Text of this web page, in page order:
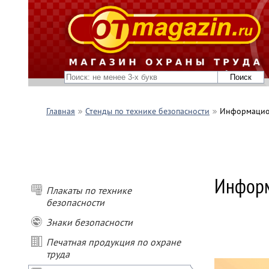
Главная Стенды по технике безопасности
Плакаты по технике
безопасности
Знаки безопасности
Печатная продукция по охране
труда
- при
- при
- при
*
Не